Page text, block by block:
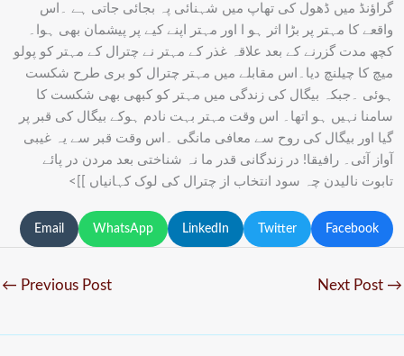
گراؤنڈ میں ڈھول کی تھاپ میں شہنائی پہ بجائی جاتی ہے ۔اس
واقعے کا مہتر پر بڑا اثر ہو ا اور مہتر اپنے کیے پر پیشمان بھی ہوا۔
کچھ مدت گزرنے کے بعد علاقہ غذر کے مہتر نے چترال کے مہتر کو پولو
میچ کا چیلنچ دیا۔اس مقابلے میں مہتر چترال کو بری طرح شکست
ہوئی ۔جبکہ بیگال کی زندگی میں مہتر کو کبھی بھی شکست کا
سامنا نہیں ہو اتھا۔ اس وقت مہتر بہت نادم ہوکے بیگال کی قبر پر
گیا اور بیگال کی روح سے معافی مانگی ۔اس وقت قبر سے یہ غیبی
آواز آئی۔ رافیقا! در زندگانی قدر ما نہ شناختی بعد مردن در پائے
تابوت نالیدن چہ سود انتخاب از چترال کی لوک کہانیاں ]]>
Facebook
Twitter
LinkedIn
WhatsApp
Email
← Previous Post Next Post →